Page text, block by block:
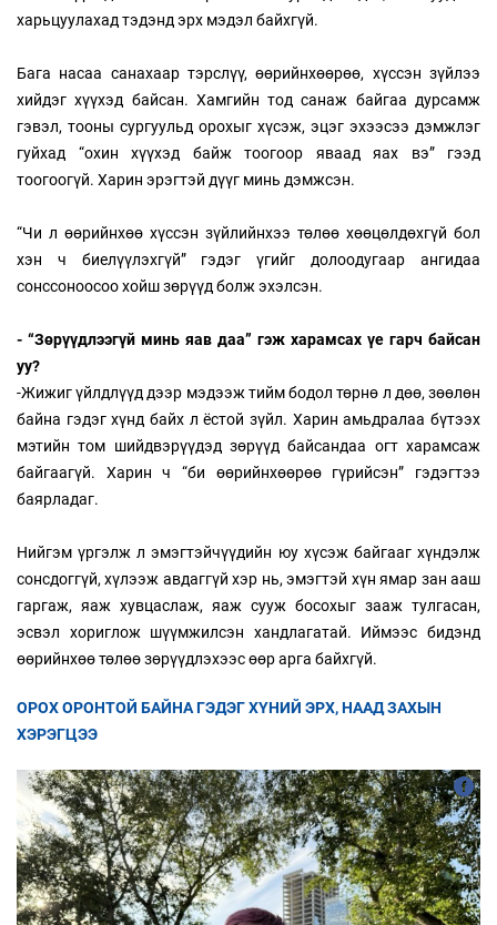
харьцуулахад тэдэнд эрх мэдэл байхгүй.
Бага насаа санахаар тэрслүү, өөрийнхөөрөө, хүссэн зүйлээ
хийдэг хүүхэд байсан. Хамгийн тод санаж байгаа дурсамж
гэвэл, тооны сургуульд орохыг хүсэж, эцэг эхээсээ дэмжлэг
гуйхад “охин хүүхэд байж тоогоор яваад яах вэ” гээд
тоогоогүй. Харин эрэгтэй дүүг минь дэмжсэн.
“Чи л өөрийнхөө хүссэн зүйлийнхээ төлөө хөөцөлдөхгүй бол
хэн ч биелүүлэхгүй” гэдэг үгийг долоодугаар ангидаа
сонссоноосоо хойш зөрүүд болж эхэлсэн.
- “Зөрүүдлээгүй минь яав даа” гэж харамсах үе гарч байсан
уу?
-Жижиг үйлдлүүд дээр мэдээж тийм бодол төрнө л дөө, зөөлөн
байна гэдэг хүнд байх л ёстой зүйл. Харин амьдралаа бүтээх
мэтийн том шийдвэрүүдэд зөрүүд байсандаа огт харамсаж
байгаагүй. Харин ч “би өөрийнхөөрөө гүрийсэн” гэдэгтээ
баярладаг.
Нийгэм үргэлж л эмэгтэйчүүдийн юу хүсэж байгааг хүндэлж
сонсдоггүй, хүлээж авдаггүй хэр нь, эмэгтэй хүн ямар зан ааш
гаргаж, яаж хувцаслаж, яаж сууж босохыг зааж тулгасан,
эсвэл хориглож шүүмжилсэн хандлагатай. Иймээс бидэнд
өөрийнхөө төлөө зөрүүдлэхээс өөр арга байхгүй.
ОРОХ ОРОНТОЙ БАЙНА ГЭДЭГ ХҮНИЙ ЭРХ, НААД ЗАХЫН
ХЭРЭГЦЭЭ